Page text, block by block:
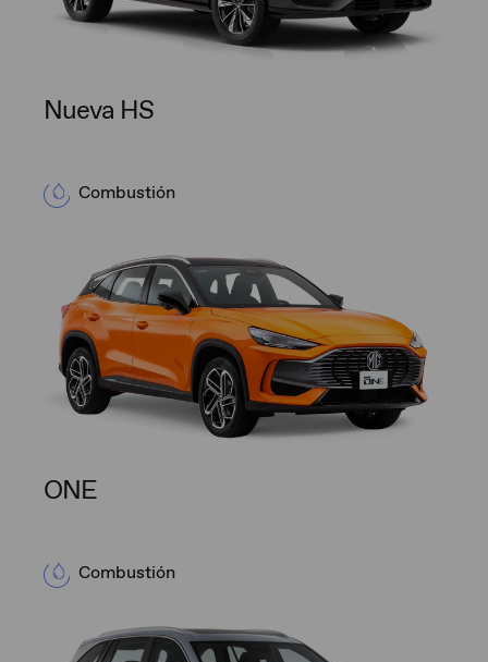
Nueva HS
Combustión
ONE
Combustión